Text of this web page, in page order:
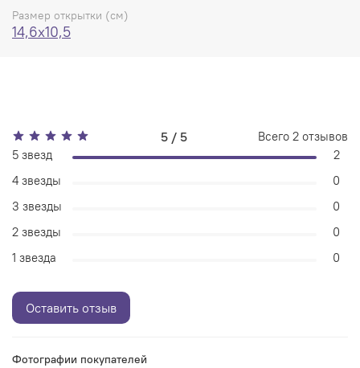
Размер открытки (см)
14,6x10,5
Фотографии покупателей
5 / 5 Всего 2 отзывов
5 звезд
2
4 звезды
0
3 звезды
0
2 звезды
0
1 звезда
0
Оставить отзыв